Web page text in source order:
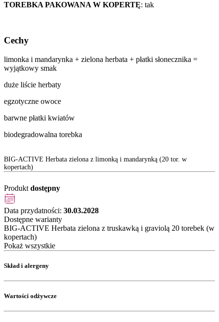
TOREBKA PAKOWANA W KOPERTĘ: tak
Cechy
limonka i mandarynka + zielona herbata + płatki słonecznika =
wyjątkowy smak
duże liście herbaty
egzotyczne owoce
barwne płatki kwiatów
biodegradowalna torebka
BIG-ACTIVE Herbata zielona z limonką i mandarynką (20 tor. w
kopertach)
Produkt dostępny
Data przydatności: 30.03.2028
Dostępne warianty
BIG-ACTIVE Herbata zielona z truskawką i graviolą 20 torebek (w
kopertach)
Pokaż wszystkie
Skład i alergeny
Wartości odżywcze